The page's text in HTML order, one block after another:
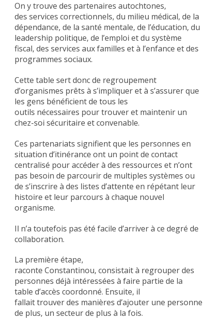
On y trouve des partenaires autochtones,
des services correctionnels, du milieu médical, de la
dépendance, de la santé mentale, de l’éducation, du
leadership politique, de l’emploi et du système
fiscal, des services aux familles et à l’enfance et des
programmes sociaux.
Cette table sert donc de regroupement
d’organismes prêts à s’impliquer et à s’assurer que
les gens bénéficient de tous les
outils nécessaires pour trouver et maintenir un
chez-soi sécuritaire et convenable.
Ces partenariats signifient que les personnes en
situation d’itinérance ont un point de contact
centralisé pour accéder à des ressources et n’ont
pas besoin de parcourir de multiples systèmes ou
de s’inscrire à des listes d’attente en répétant leur
histoire et leur parcours à chaque nouvel
organisme.
Il n’a toutefois pas été facile d’arriver à ce degré de
collaboration.
La première étape,
raconte Constantinou, consistait à regrouper des
personnes déjà intéressées à faire partie de la
table d’accès coordonné. Ensuite, il
fallait trouver des manières d’ajouter une personne
de plus, un secteur de plus à la fois.